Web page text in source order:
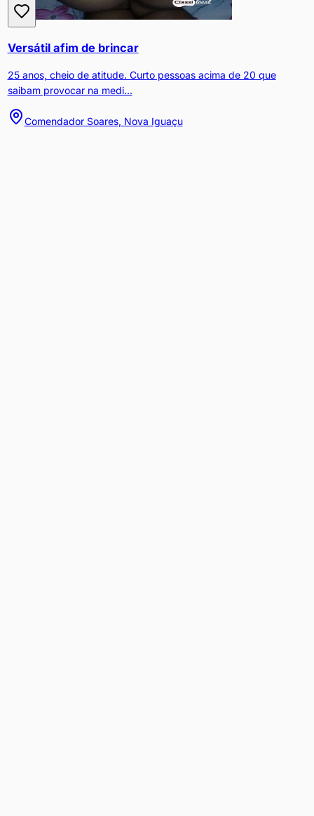
Versátil afim de brincar
25 anos, cheio de atitude. Curto pessoas acima de 20 que
saibam provocar na medi...
Comendador Soares, Nova Iguaçu